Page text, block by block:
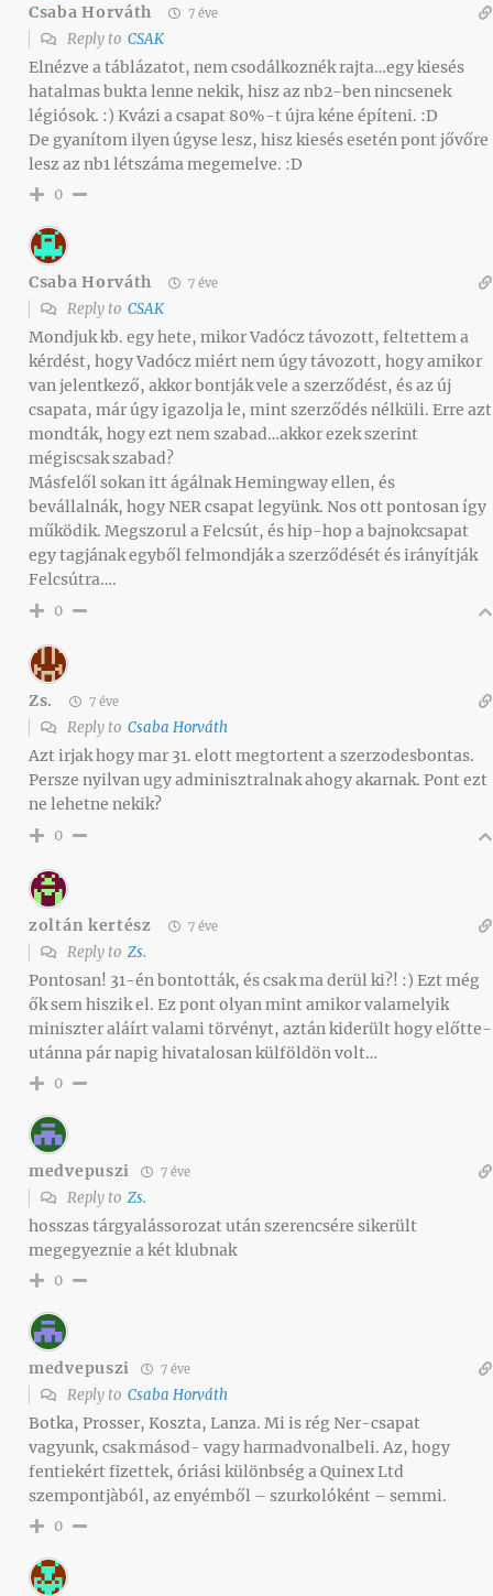
Csaba Horváth 7 éve
Reply to CSAK
Elnézve a táblázatot, nem csodálkoznék rajta…egy kiesés
hatalmas bukta lenne nekik, hisz az nb2-ben nincsenek
légiósok. :) Kvázi a csapat 80%-t újra kéne építeni. :D
De gyanítom ilyen úgyse lesz, hisz kiesés esetén pont jővőre
lesz az nb1 létszáma megemelve. :D
0
Csaba Horváth 7 éve
Reply to CSAK
Mondjuk kb. egy hete, mikor Vadócz távozott, feltettem a
kérdést, hogy Vadócz miért nem úgy távozott, hogy amikor
van jelentkező, akkor bontják vele a szerződést, és az új
csapata, már úgy igazolja le, mint szerződés nélküli. Erre azt
mondták, hogy ezt nem szabad…akkor ezek szerint
mégiscsak szabad?
Másfelől sokan itt ágálnak Hemingway ellen, és
bevállalnák, hogy NER csapat legyünk. Nos ott pontosan így
működik. Megszorul a Felcsút, és hip-hop a bajnokcsapat
egy tagjának egyből felmondják a szerződését és irányítják
Felcsútra….
0
Zs. 7 éve
Reply to Csaba Horváth
Azt irjak hogy mar 31. elott megtortent a szerzodesbontas.
Persze nyilvan ugy adminisztralnak ahogy akarnak. Pont ezt
ne lehetne nekik?
0
zoltán kertész 7 éve
Reply to Zs.
Pontosan! 31-én bontották, és csak ma derül ki?! :) Ezt még
ők sem hiszik el. Ez pont olyan mint amikor valamelyik
miniszter aláírt valami törvényt, aztán kiderült hogy előtte-
utánna pár napig hivatalosan külföldön volt…
0
medvepuszi 7 éve
Reply to Zs.
hosszas tárgyalássorozat után szerencsére sikerült
megegyeznie a két klubnak
0
medvepuszi 7 éve
Reply to Csaba Horváth
Botka, Prosser, Koszta, Lanza. Mi is rég Ner-csapat
vagyunk, csak másod- vagy harmadvonalbeli. Az, hogy
fentiekért fizettek, óriási különbség a Quinex Ltd
szempontjàból, az enyémből – szurkolóként – semmi.
0